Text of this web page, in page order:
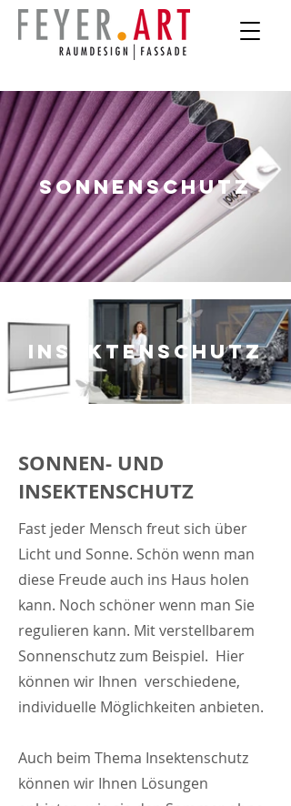
Sonnenschutz
Insektenschutz
SONNEN- UND
INSEKTENSCHUTZ
Fast jeder Mensch freut sich über
Licht und Sonne. Schön wenn man
diese Freude auch ins Haus holen
kann. Noch schöner wenn man Sie
regulieren kann. Mit verstellbarem
Sonnenschutz zum Beispiel. Hier
können wir Ihnen verschiedene,
individuelle Möglichkeiten anbieten.
Auch beim Thema Insektenschutz
können wir Ihnen Lösungen